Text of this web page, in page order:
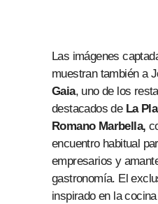
Las imágenes
muestran también a
Gaia, uno de los
destacados de La
Romano Marbella,
encuentro habitual
empresarios y
gastronomía. El
inspirado en la